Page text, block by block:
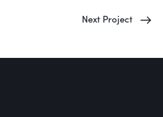
Next Project